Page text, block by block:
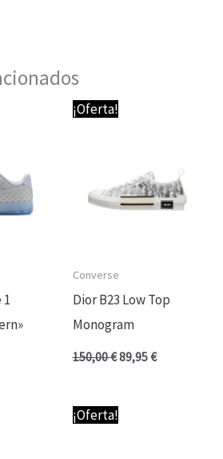
¡Oferta!
Converse
Dior B23 Low Top
Monogram
150,00€
El
precio
89,95€
¡Oferta!
El
precio